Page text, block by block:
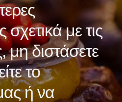
με τις
μη διστάσετε
το
ή να